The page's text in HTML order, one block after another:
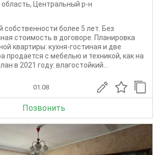
, Центральный р-н
собственности более 5 лет. Без
стоимость в договоре. Планировка
квартиры: кухня-гостиная и две
продается с мебелью и техникой, как на
в 2021 году: влагостойкий...
01.08
Позвонить